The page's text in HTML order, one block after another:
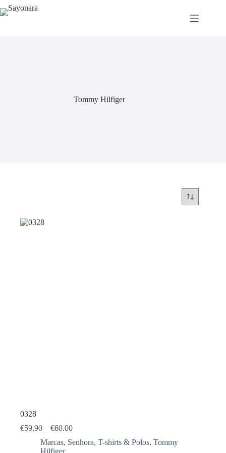
Tommy Hilfiger
0328
€59.90 – €60.00
Marcas, Senhora, T-shirts & Polos, Tommy